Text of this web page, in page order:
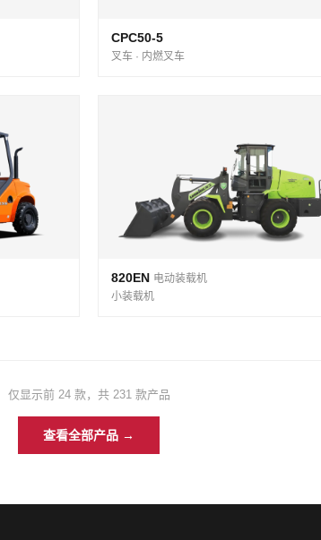
CPC50-5
叉车 · 内燃叉车
820EN 电动装载机
小装载机
仅显示前 24 款，共 231 款产品
查看全部产品 →